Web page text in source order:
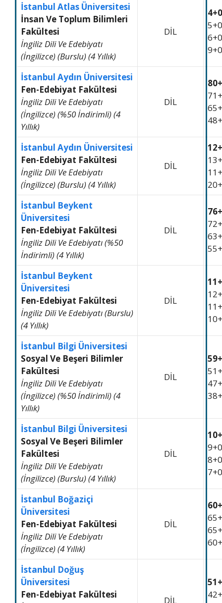
İstanbul Atlas Üniversitesi
İnsan Ve Toplum Bilimleri
Fakültesi
İngiliz Dili Ve Edebiyatı
(İngilizce) (Burslu) (4 Yıllık)
DİL
5+0
6+0
9+0
İstanbul Aydın Üniversitesi
Fen-Edebiyat Fakültesi
İngiliz Dili Ve Edebiyatı
(İngilizce) (%50 İndirimli) (4
Yıllık)
DİL
İstanbul Aydın Üniversitesi
Fen-Edebiyat Fakültesi
İngiliz Dili Ve Edebiyatı
(İngilizce) (Burslu) (4 Yıllık)
DİL
İstanbul Beykent
Üniversitesi
Fen-Edebiyat Fakültesi
İngiliz Dili Ve Edebiyatı (%50
İndirimli) (4 Yıllık)
DİL
İstanbul Beykent
Üniversitesi
Fen-Edebiyat Fakültesi
İngiliz Dili Ve Edebiyatı (Burslu)
(4 Yıllık)
DİL
İstanbul Bilgi Üniversitesi
Sosyal Ve Beşeri Bilimler
Fakültesi
İngiliz Dili Ve Edebiyatı
(İngilizce) (%50 İndirimli) (4
Yıllık)
DİL
İstanbul Bilgi Üniversitesi
Sosyal Ve Beşeri Bilimler
Fakültesi
İngiliz Dili Ve Edebiyatı
(İngilizce) (Burslu) (4 Yıllık)
DİL
9+0
8+0
7+0
İstanbul Boğaziçi
Üniversitesi
Fen-Edebiyat Fakültesi
İngiliz Dili Ve Edebiyatı
(İngilizce) (4 Yıllık)
DİL
İstanbul Doğuş
Üniversitesi
Fen-Edebiyat Fakültesi
DİL